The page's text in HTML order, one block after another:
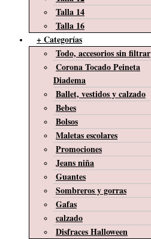
Talla 14
Talla 16
+ Categorías
Todo, accesorios sin filtrar
Corona Tocado Peineta
Diadema
Ballet, vestidos y calzado
Bebes
Bolsos
Maletas escolares
Promociones
Jeans niña
Guantes
Sombreros y gorras
Gafas
calzado
Disfraces Halloween